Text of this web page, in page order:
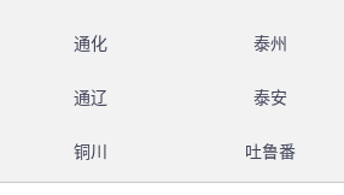
通化 泰州
通辽 泰安
铜川 吐鲁番